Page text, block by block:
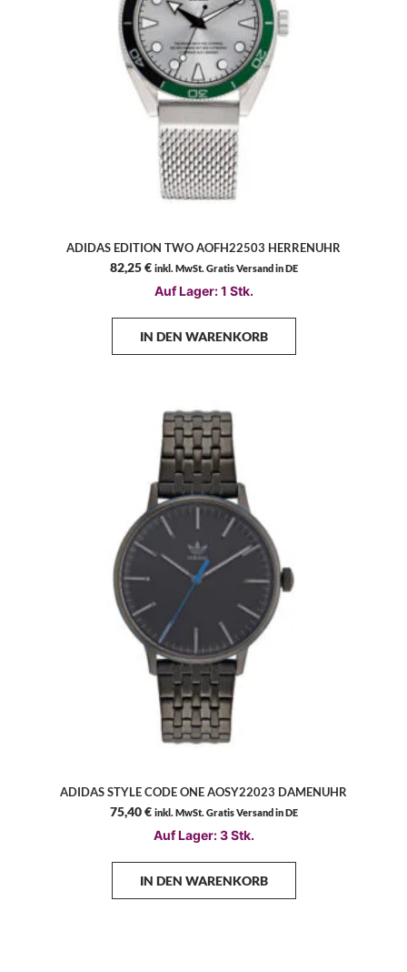
ADIDAS EDITION TWO AOFH22503 HERRENUHR
82,25€ inkl. MwSt. Gratis Versand in DE
Auf Lager: 1 Stk.
IN DEN WARENKORB
ADIDAS STYLE CODE ONE AOSY22023 DAMENUHR
75,40€ inkl. MwSt. Gratis Versand in DE
Auf Lager: 3 Stk.
IN DEN WARENKORB